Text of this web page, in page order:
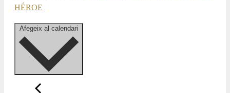
HÉROE